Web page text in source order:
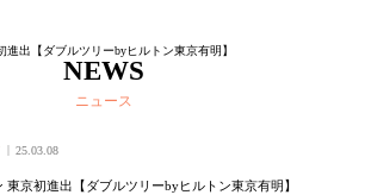
出【ダブルツリーbyヒルトン東京有明】
NEWS
ニュース
25.03.08
東京初進出【ダブルツリーbyヒルトン東京有明】